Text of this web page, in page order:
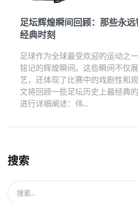
足坛辉煌瞬间回顾：那些永
经典时刻
足球作为全球最受欢迎的运动之
铭记的辉煌瞬间。这些瞬间不仅
艺，还体现了比赛中的戏剧性和
文将回顾一些足坛历史上最经典
进行详细阐述：伟...
搜索
搜索...